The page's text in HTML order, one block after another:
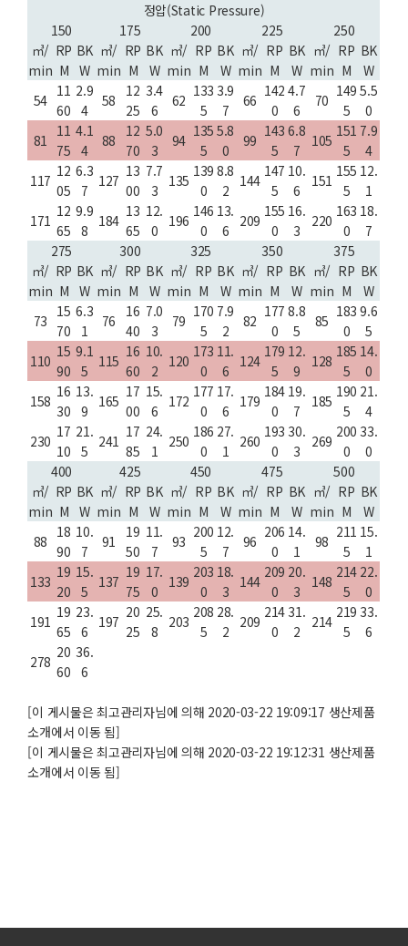
정압(Static Pressure)
150
175 200 225
250
㎥/
min
RP
M
BK
W
㎥/
min
RP
M
BK
W
㎥/
min
RP
M
BK
W
㎥/
min
RP
M
BK
W
㎥/
min
RP
M
BK
W
54
11
60
2.9
4
58
12
25
3.4
6
62
133
5
3.9
7
66
142
0
4.7
6
70
149
5
5.5
0
81
11
75
4.1
4
88
12
70
5.0
3
94
135
5
5.8
0
99
143
5
6.8
7
105
151
5
7.9
4
117
12
05
6.3
7
127
13
00
7.7
3
135
139
0
8.8
2
144
147
5
10.
6
151
155
5
12.
1
171
12
65
9.9
8
184
13
65
12.
0
196
146
0
13.
6
209
155
0
16.
3
220
163
0
18.
7
275
300 325 350
375
㎥/
min
RP
M
BK
W
㎥/
min
RP
M
BK
W
㎥/
min
RP
M
BK
W
㎥/
min
RP
M
BK
W
㎥/
min
RP
M
BK
W
73
15
70
6.3
1
76
16
40
7.0
3
79
170
5
7.9
2
82
177
0
8.8
5
85
183
0
9.6
5
110
15
90
9.1
5
115
16
60
10.
2
120
173
0
11.
6
124
179
5
12.
9
128
185
5
14.
0
158
16
30
13.
9
165
17
00
15.
6
172
177
0
17.
6
179
184
0
19.
7
185
190
5
21.
4
230
17
10
21.
5
241
17
85
24.
1
250
186
0
27.
1
260
193
0
30.
3
269
200
0
33.
0
400
425 450 475
500
㎥/
min
RP
M
BK
W
㎥/
min
RP
M
BK
W
㎥/
min
RP
M
BK
W
㎥/
min
RP
M
BK
W
㎥/
min
RP
M
BK
W
88
18
90
10.
7
91
19
50
11.
7
93
200
5
12.
7
96
206
0
14.
1
98
211
5
15.
1
133
19
20
15.
5
137
19
75
17.
0
139
203
0
18.
3
144
209
0
20.
3
148
214
5
22.
0
191
19
65
23.
6
197
20
25
25.
8
203
208
5
28.
2
209
214
0
31.
2
214
219
5
33.
6
278
20
60
36.
6
[이 게시물은 최고관리자님에 의해 2020-03-22 19:09:17 생산제품
소개에서 이동 됨]
[이 게시물은 최고관리자님에 의해 2020-03-22 19:12:31 생산제품
소개에서 이동 됨]